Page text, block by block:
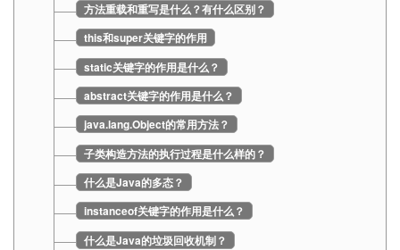
方法重载和重写是什么？有什么区别？
this和super关键字的作用
static关键字的作用是什么？
abstract关键字的作用是什么？
java.lang.Object的常用方法？
子类构造方法的执行过程是什么样的？
什么是Java的多态？
instanceof关键字的作用是什么？
什么是Java的垃圾回收机制？